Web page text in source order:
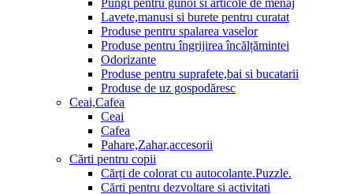
Pungi pentru gunoi si articole de menaj
Lavete,manusi si burete pentru curatat
Produse pentru spalarea vaselor
Produse pentru îngrijirea încălțămintei
Odorizante
Produse pentru suprafete,bai si bucatarii
Produse de uz gospodăresc
Ceai,Cafea
Ceai
Cafea
Pahare,Zahar,accesorii
Cărti pentru copii
Cărți de colorat cu autocolante.Puzzle.
Сărti pentru dezvoltare si activitati